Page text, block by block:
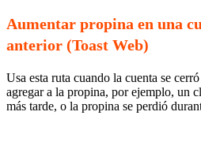
Aumentar propina en una
anterior (Toast Web)
Usa esta ruta cuando la cuenta se
agregar a la propina, por ejemplo, un
más tarde, o la propina se perdió